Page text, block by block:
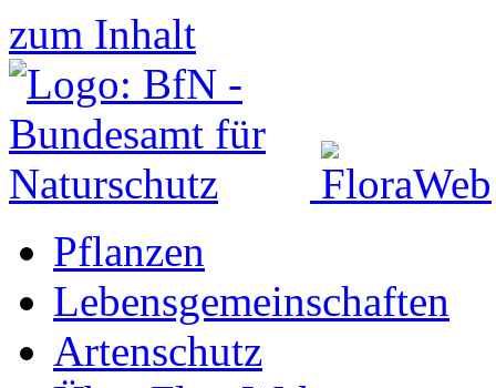
zum Inhalt
Pflanzen
Lebensgemeinschaften
Artenschutz